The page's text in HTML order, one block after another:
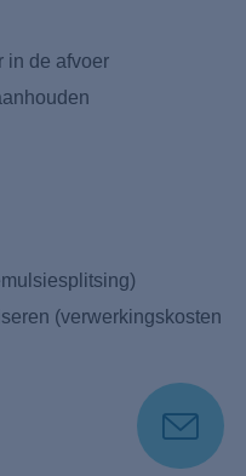
in de afvoer
(verwerkingskosten